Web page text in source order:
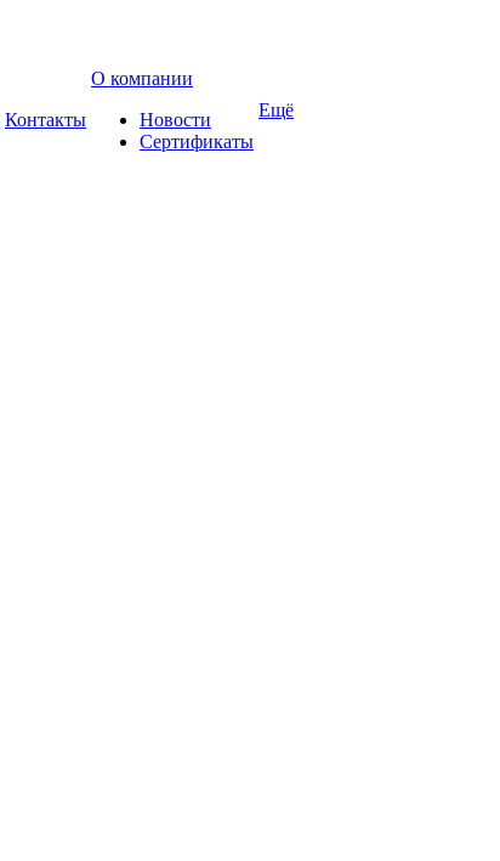
Контакты
О компании
Новости
Сертификаты
Ещё